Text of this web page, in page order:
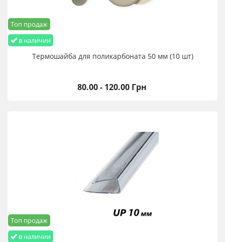
в наличии
Топ продаж
Термошайба для поликарбоната 50 мм (10 шт)
80.00 - 120.00 Грн
в наличии
Топ продаж